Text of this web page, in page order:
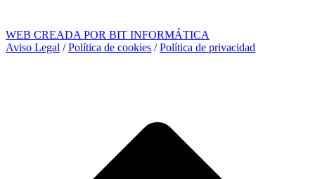
WEB CREADA POR BIT INFORMÁTICA
Aviso Legal /Política de cookies /Política de privacidad